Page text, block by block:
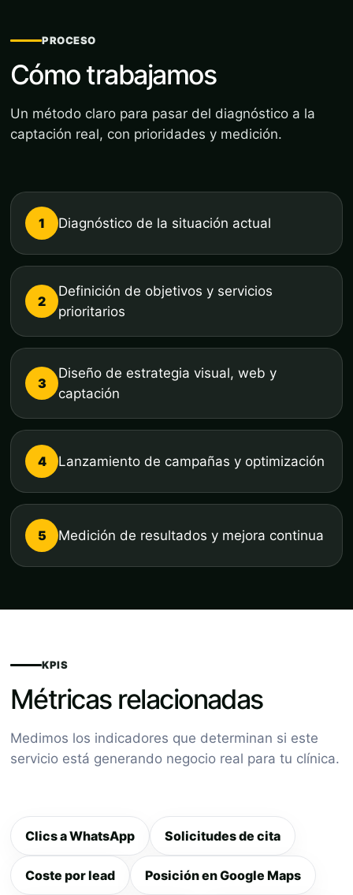
PROCESO
Cómo trabajamos
Un método claro para pasar del diagnóstico a la
captación real, con prioridades y medición.
1 Diagnóstico de la situación actual
2
Definición de objetivos y servicios
prioritarios
3
Diseño de estrategia visual, web y
captación
4 Lanzamiento de campañas y optimización
5 Medición de resultados y mejora continua
KPIS
Métricas relacionadas
Medimos los indicadores que determinan si este
servicio está generando negocio real para tu clínica.
Clics a WhatsApp Solicitudes de cita
Coste por lead Posición en Google Maps